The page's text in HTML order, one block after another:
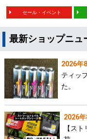
セール・イベント
最新ショップニュ
2026年
ティッ
た。
2026
【ス